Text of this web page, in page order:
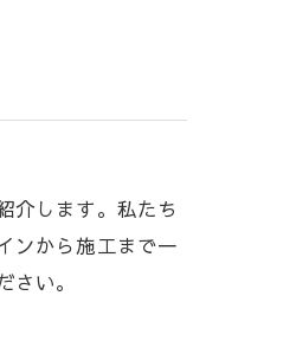
介します。私たち
ンから施工まで一
い。